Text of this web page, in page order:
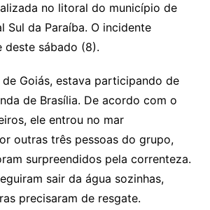
no litoral do município de
Sul da Paraíba. O incidente
deste sábado (8).
Goiás, estava participando de
de Brasília. De acordo com o
ele entrou no mar
outras três pessoas do grupo,
surpreendidos pela correnteza.
sair da água sozinhas,
precisaram de resgate.